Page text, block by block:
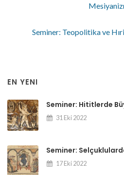
Seminer: Teopolitika ve
EN YENI
Seminer: Hititlerde
31 Eki 2022
Seminer:
17 Eki 2022